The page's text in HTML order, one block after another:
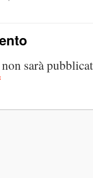
sarà